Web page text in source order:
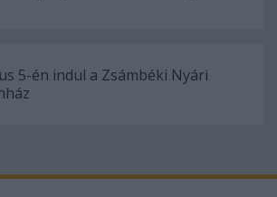
5-én indul a Zsámbéki Nyári